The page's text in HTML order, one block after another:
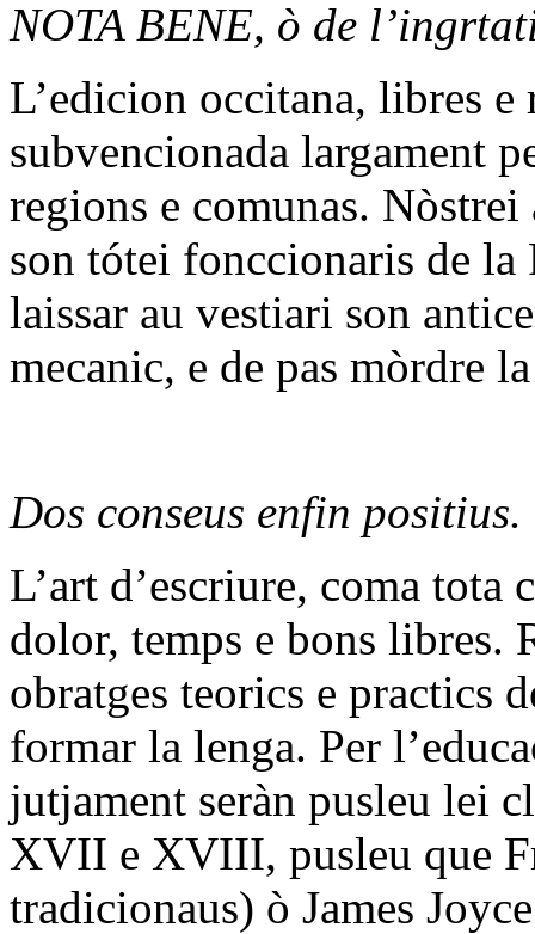
NOTA BENE, ò de
L’edicion occitana, libres e
subvencionada largament
regions e comunas.
son tótei fonccionaris de la
laissar au vestiari son
mecanic, e de pas mòrdre
Dos conseus enfin positius.
L’art d’escriure, coma tota
dolor, temps e bons libres.
obratges teorics e practics
formar la lenga. Per
jutjament seràn pusleu lei
XVII e XVIII, pusleu que
tradicionaus) ò James